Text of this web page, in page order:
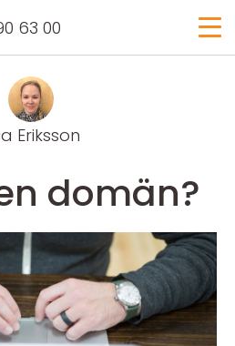
63 00
Eriksson
domän?